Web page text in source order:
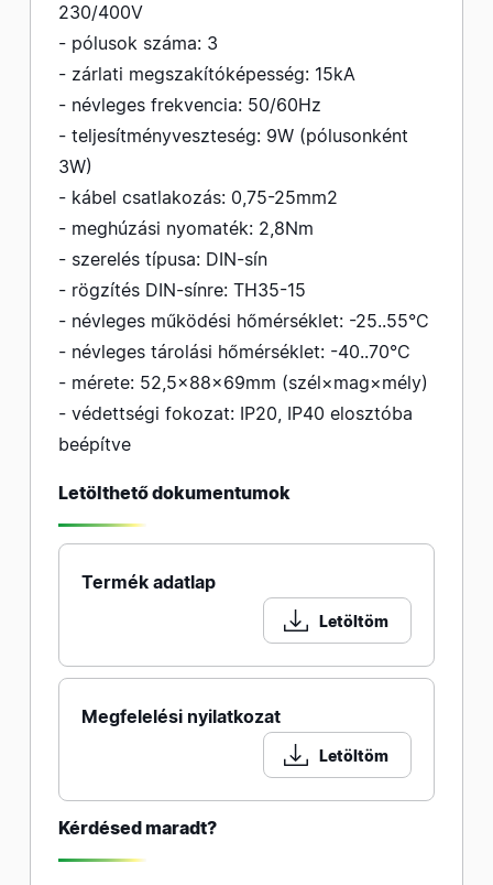
230/400V
- pólusok száma: 3
- zárlati megszakítóképesség: 15kA
- névleges frekvencia: 50/60Hz
- teljesítményveszteség: 9W (pólusonként
3W)
- kábel csatlakozás: 0,75-25mm2
- meghúzási nyomaték: 2,8Nm
- szerelés típusa: DIN-sín
- rögzítés DIN-sínre: TH35-15
- névleges működési hőmérséklet: -25..55°C
- névleges tárolási hőmérséklet: -40..70°C
- mérete: 52,5×88×69mm (szél×mag×mély)
- védettségi fokozat: IP20, IP40 elosztóba
beépítve
Letölthető dokumentumok
Termék adatlap
Letöltöm
Megfelelési nyilatkozat
Letöltöm
Kérdésed maradt?